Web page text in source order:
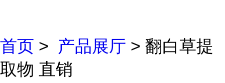
首页 > 产品展厅 > 翻白草提
取物 直销